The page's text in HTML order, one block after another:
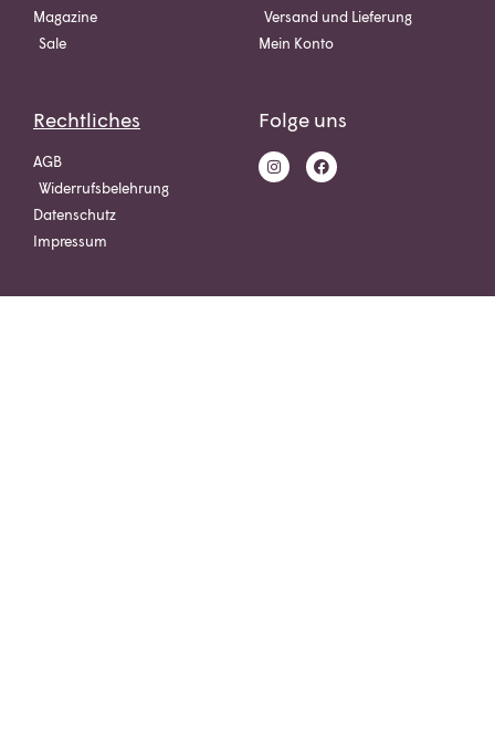
Magazine
Sale
Versand und Lieferung
Mein Konto
Rechtliches
AGB
Widerrufsbelehrung
Datenschutz
Impressum
Folge uns